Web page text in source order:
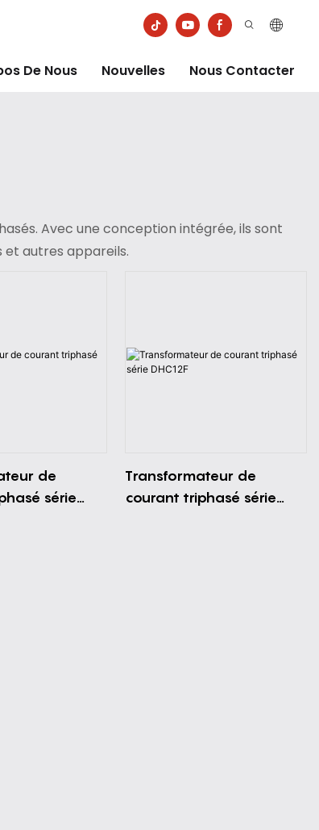
De Nous Nouvelles Nous Contacter
Avec une conception intégrée, ils sont
et autres appareils.
de
série
Transformateur de
courant triphasé série